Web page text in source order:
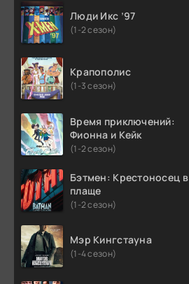
Люди Икс ’97
(1-2 сезон)
Крапополис
(1-3 сезон)
Время приключений:
Фионна и Кейк
(1-2 сезон)
Бэтмен: Крестоносец в
плаще
(1-2 сезон)
Мэр Кингстауна
(1-4 сезон)